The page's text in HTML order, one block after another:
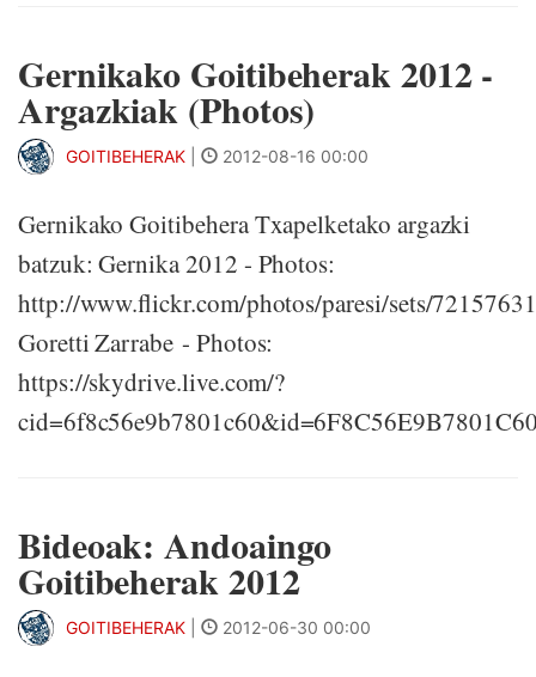
Gernikako Goitibeherak 2012 -
Argazkiak (Photos)
GOITIBEHERAK 2012-08-16 00:00
Gernikako Goitibehera Txapelketako argazki
batzuk: Gernika 2012 - Photos:
http://www.flickr.com/photos/paresi/sets/
Goretti Zarrabe - Photos:
https://skydrive.live.com/?
Bideoak: Andoaingo
Goitibeherak 2012
GOITIBEHERAK 2012-06-30 00:00